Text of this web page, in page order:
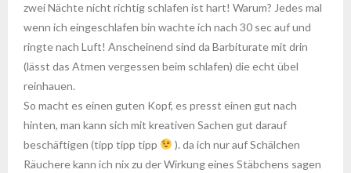
zwei Nächte nicht richtig schlafen ist hart! Warum? Jedes mal
wenn ich eingeschlafen bin wachte ich nach 30 sec auf und
ringte nach Luft! Anscheinend sind da Barbiturate mit drin
(lässt das Atmen vergessen beim schlafen) die echt übel
reinhauen.
So macht es einen guten Kopf, es presst einen gut nach
hinten, man kann sich mit kreativen Sachen gut darauf
beschäftigen (tipp tipp tipp
). da ich nur auf Schälchen
Räuchere kann ich nix zu der Wirkung eines Stäbchens sagen